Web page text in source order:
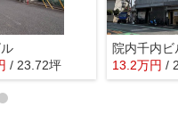
/ 23.72坪
院内千内ビ
13.2万円 /